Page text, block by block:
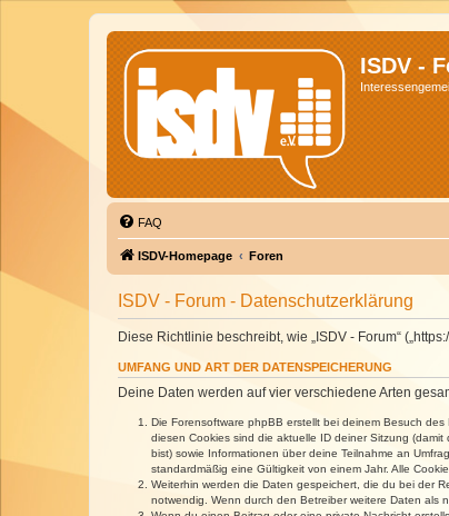
ISDV -
FAQ
ISDV-Homepage Foren
ISDV - Forum - Datenschutzerklärung
Diese Richtlinie beschreibt, wie „ISDV - Forum“
UMFANG UND ART DER DATENSPEICHERUNG
Deine Daten werden auf vier verschiedene Arten
Die Forensoftware phpBB erstellt bei deinem Besuch
diesen Cookies sind die aktuelle ID deiner Sitzung
bist) sowie Informationen über deine Teilnahme an
standardmäßig eine Gültigkeit von einem Jahr. Alle
Weiterhin werden die Daten gespeichert, die du bei der
notwendig. Wenn durch den Betreiber weitere Daten als